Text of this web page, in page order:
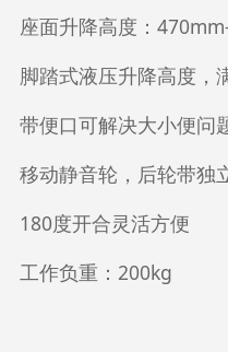
座面升降高度：
脚踏式液压升降高度，
带便口可解决大小便问
移动静音轮，后轮带独
180度开合灵活方便
工作负重：200kg